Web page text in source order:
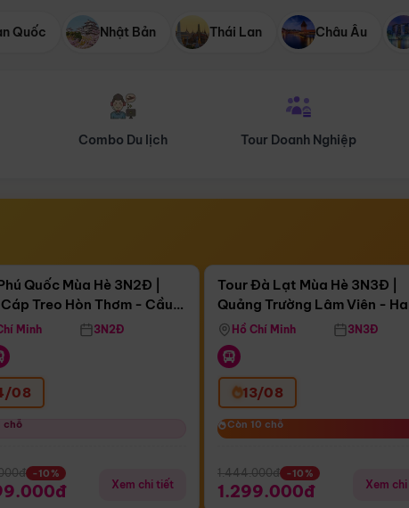
Quốc Nhật Bản Thái Lan Châu Âu
Tour Doanh Nghiệp Du lịch Hành Hương
ngày 11:13:42
Treo Hòn Thơm
Quốc Mùa Hè 3N2Đ |
Treo Hòn Thơm - Cầu
Công Viên Nước Aquatopia
Minh 3N2Đ
08
chỗ
chỗ
-10%
Xem chi tiết
Còn04 ngày 11:13:42
Tour Đà Lạt Mùa Hè 3N3Đ |
Quảng Trường Lâm Viên -
Hill - Puppy Farm
Hồ Chí Minh 3N3Đ
13/08
Còn 10 chỗ
Còn 10 chỗ
1.444.000đ -10%
1.299.000đ Xem